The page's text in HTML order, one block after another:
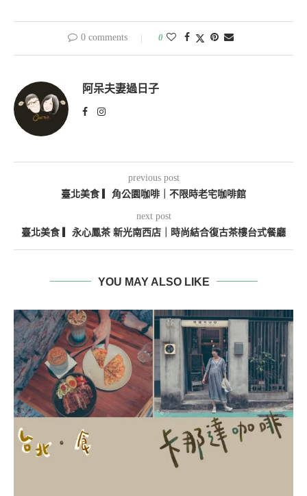
0 comments 0
阿呆夫妻過日子
previous post
臺北美食 ▎角公園咖啡｜不限時老宅咖啡館
next post
臺北美食 ▎永心鳳茶 新光南西店｜時尚結合復古茶樓台式餐廳
YOU MAY ALSO LIKE